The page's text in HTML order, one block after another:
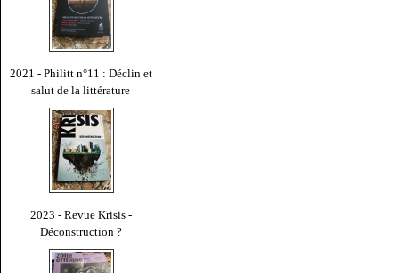
2021 - Philitt n°11 : Déclin et
salut de la littérature
2023 - Revue Krisis -
Déconstruction ?